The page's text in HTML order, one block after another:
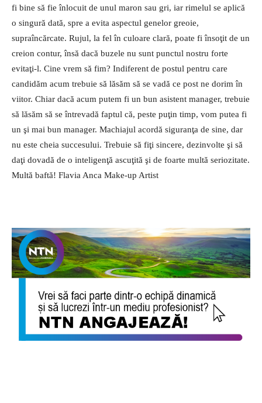
fi bine să fie înlocuit de unul maron sau gri, iar rimelul se aplică
o singură dată, spre a evita aspectul genelor greoie,
supraîncărcate. Ru­jul, la fel în culoare clară, poate fi însoţit de un
creion contur, însă dacă buzele nu sunt punctul nostru forte
evitaţi-l. Cine vrem să fim? Indiferent de postul pentru care
candidăm acum trebuie să lăsăm să se vadă ce post ne dorim în
viitor. Chiar dacă acum putem fi un bun asistent manager, trebuie
să lăsăm să se întrevadă faptul că, peste puţin timp, vom putea fi
un şi mai bun manager. Machiajul acordă siguranţa de sine, dar
nu este cheia succesului. Trebuie să fiţi sincere, dezinvolte şi să
daţi dovadă de o inteligenţă as­cuţită şi de foarte multă seriozitate.
Multă baftă! Flavia Anca Make-up Artist